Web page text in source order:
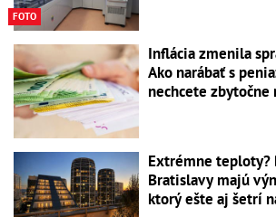
FOTO
Inflácia zmenila
Ako narábať s
nechcete zbytočne
Extrémne teploty?
Bratislavy majú
ktorý ešte aj šetrí